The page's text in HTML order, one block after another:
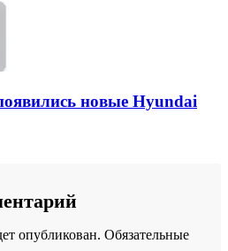
новые Hyundai
опубликован. Обязательные